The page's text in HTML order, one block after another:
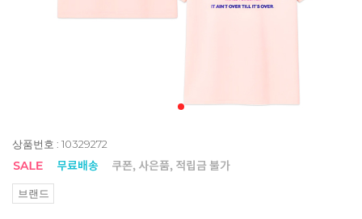
상품번호 : 10329272
브랜드